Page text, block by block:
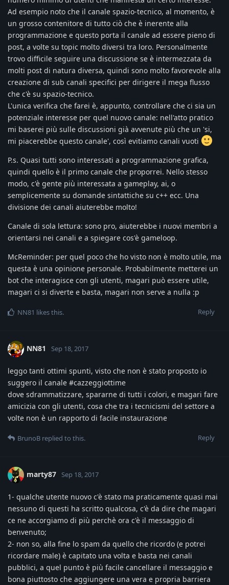
Ad esempio noto che il canale spazio-tecnico, al momento, è
un grosso contenitore di tutto ciò che è inerente alla
programmazione e questo porta il canale ad essere pieno di
post, a volte su topic molto diversi tra loro. Personalmente
trovo difficile seguire una discussione se è intermezzata da
molti post di natura diversa, quindi sono molto favorevole alla
creazione di sub canali specifici per dirigere il mega flusso
che c'è su spazio-tecnico.
L'unica verifica che farei è, appunto, controllare che ci sia un
potenziale interesse per quel nuovo canale: nell'atto pratico
mi baserei più sulle discussioni già avvenute più che un 'si,
mi piacerebbe questo canale', così evitiamo canali vuoti
P.s. Quasi tutti sono interessati a programmazione grafica,
quindi quello è il primo canale che proporrei. Nello stesso
modo, c'è gente più interessata a gameplay, ai, o
semplicemente su domande sintattiche su c++ ecc. Una
divisione dei canali aiuterebbe molto!
Canale di sola lettura: sono pro, aiuterebbe i nuovi membri a
orientarsi nei canali e a spiegare cos'è gameloop.
McReminder: per quel poco che ho visto non è molto utile, ma
questa è una opinione personale. Probabilmente metterei un
bot che interagisce con gli utenti, magari può essere utile,
magari ci si diverte e basta, magari non serve a nulla :p
Reply
NN81 likes this.
NN81 Sep 18, 2017
leggo tanti ottimi spunti, visto che non è stato proposto io
suggero il canale #cazzeggiottime
dove sdrammatizzare, spararne di tutti i colori, e magari fare
amicizia con gli utenti, cosa che tra i tecnicismi del settore a
volte non è un rapporto di facile instaurazione
Reply
BrunoB replied to this.
marty87 Sep 18, 2017
1- qualche utente nuovo c'è stato ma praticamente quasi mai
nessuno di questi ha scritto qualcosa, c'è da dire che magari
ce ne accorgiamo di più perchè ora c'è il messaggio di
benvenuto;
2- non so, alla fine lo spam da quello che ricordo (e potrei
ricordare male) è capitato una volta e basta nei canali
pubblici, a quel punto è più facile cancellare il messaggio e
bona piuttosto che aggiungere una vera e propria barriera